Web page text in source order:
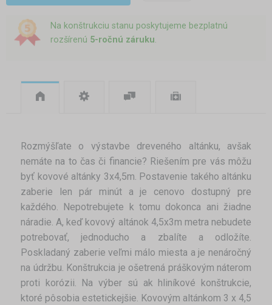
Na konštrukciu stanu poskytujeme bezplatnú
rozšírenú 5-ročnú záruku.
Rozmýšľate o výstavbe dreveného altánku, avšak
nemáte na to čas či financie? Riešením pre vás môžu
byť kovové altánky 3x4,5m. Postavenie takého altánku
zaberie len pár minút a je cenovo dostupný pre
každého. Nepotrebujete k tomu dokonca ani žiadne
náradie. A, keď kovový altánok 4,5x3m metra nebudete
potrebovať, jednoducho a zbalíte a odložíte.
Poskladaný zaberie veľmi málo miesta a je nenáročný
na údržbu. Konštrukcia je ošetrená práškovým náterom
proti korózii. Na výber sú ak hliníkové konštrukcie,
ktoré pôsobia estetickejšie. Kovovým altánkom 3 x 4,5